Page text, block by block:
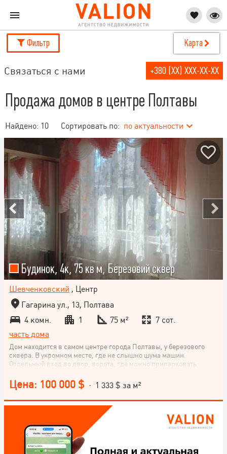
Фильтр Карта
Связаться с нами +380 (XX) XXX-XX-XX
Продажа домов в центре Полтавы
Найдено: 10 Сортировать по: по актуальности
Будинок, 4к, 75 кв м, Березовий сквер
Шевченковский , Центр
Гагарина ул., 13, Полтава
4 комн.
1 75 м²
7 сот.
часть дома
Дом находится в самом центре города Полтавы, у березового
сквера. В укромном месте, где не слышно шума машин.
Отдельный вход во двор, ворота, где можно припарковать
приватизированной земли. Где засажены фруктовые деревья.
на этом участке есть все -яблоня, орех, алыча, кизил абрикоса,
вишня, черешня, смородина, малина, клубника, малина,
крыжовник, лук, петрушка и прочее и каждый год можно
собирать урожай. Мангал,беседка. Очень уютно и приятно
проводить вечера в этом спокойном и уютном месте.
Цена: 100 000 $ · 1 333 $ за м²